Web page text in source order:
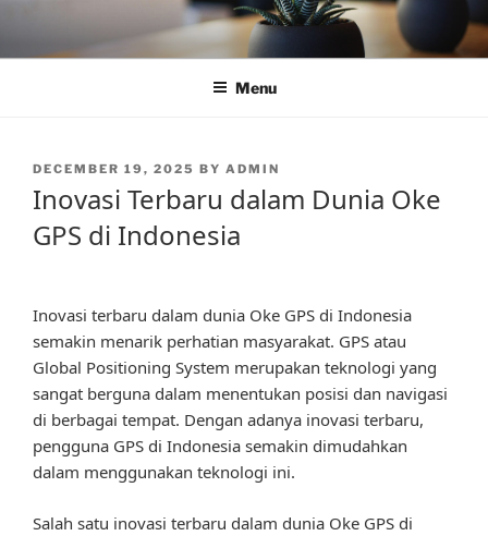
content
Menu
POSTED
DECEMBER 19, 2025 BY ADMIN
Inovasi Terbaru dalam Dunia Oke
GPS di Indonesia
Inovasi terbaru dalam dunia Oke GPS di Indonesia
semakin menarik perhatian masyarakat. GPS atau
Global Positioning System merupakan teknologi yang
sangat berguna dalam menentukan posisi dan navigasi
di berbagai tempat. Dengan adanya inovasi terbaru,
pengguna GPS di Indonesia semakin dimudahkan
dalam menggunakan teknologi ini.
Salah satu inovasi terbaru dalam dunia Oke GPS di